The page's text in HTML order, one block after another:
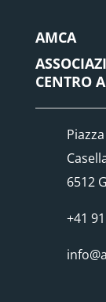
AMCA
CENTRO
6512
+41